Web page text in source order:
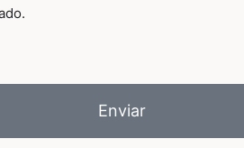
Enviar